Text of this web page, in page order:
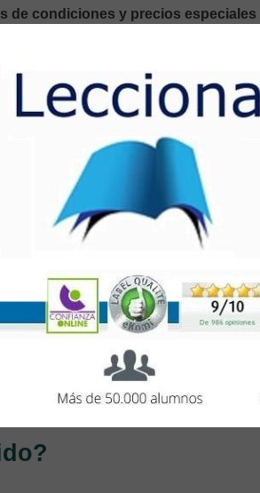
de condiciones y precios
en
de 70 horas de duración.
Acreditativo.
durante 24 horas al día, 7
durante la realización del curso.
avalados por la Universidad
pdf, ejemplos, ejercicios prácticos y
Acreditativa verificable en: